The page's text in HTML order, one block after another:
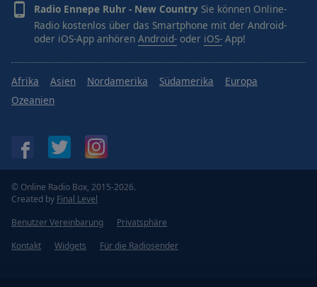
Radio Ennepe Ruhr - New Country Sie können Online-
Radio kostenlos über das Smartphone mit der Android-
oder iOS-App anhören Android- oder iOS- App!
Afrika Asien Nordamerika Südamerika
Europa
Ozeanien
© Online Radio Box, 2015-2026.
Created by Final Level
Benutzer Vereinbarung
Privatsphäre
Kontakt
Widgets Für die Radiosender